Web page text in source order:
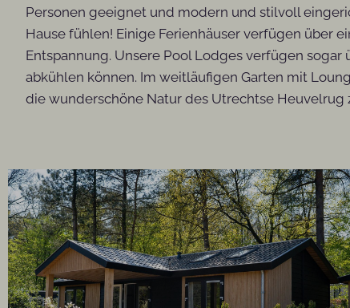
Personen geeignet und modern und stilvoll
Hause fühlen! Einige Ferienhäuser verfügen über
Entspannung. Unsere Pool Lodges verfügen sogar
abkühlen können. Im weitläufigen Garten mit
die wunderschöne Natur des Utrechtse Heuvelrug